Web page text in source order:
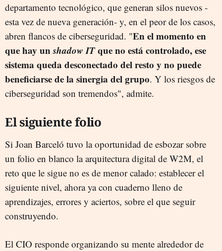
departamento tecnológico, que generan silos nuevos -
esta vez de nueva generación- y, en el peor de los casos,
abren flancos de ciberseguridad. "En el momento en
que hay unshadow ITque no está controlado, ese
sistema queda desconectado del resto y no puede
beneficiarse de la sinergia del grupo. Y los riesgos de
ciberseguridad son tremendos", admite.
El siguiente folio
Si Joan Barceló tuvo la oportunidad de esbozar sobre
un folio en blanco la arquitectura digital de W2M, el
reto que le sigue no es de menor calado: establecer el
siguiente nivel, ahora ya con cuaderno lleno de
aprendizajes, errores y aciertos, sobre el que seguir
construyendo.
El CIO responde organizando su mente alrededor de